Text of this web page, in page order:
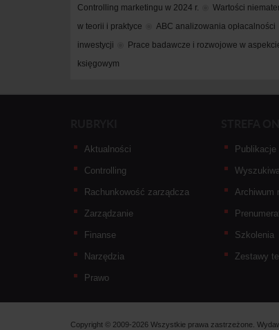
Controlling marketingu w 2024 r.
Wartości
w teorii i praktyce
ABC analizowania opłacalności
inwestycji
Prace badawcze i rozwojowe w
księgowym
Aktualności
Controlling
Rachunkowość zarządcza
Zarządzanie
Finanse
Narzędzia
Prawo
Publikacje
Archiwum
Szkolenia
Zestawy
Copyright © 2009-2026 Wszystkie prawa zastrzeżone.